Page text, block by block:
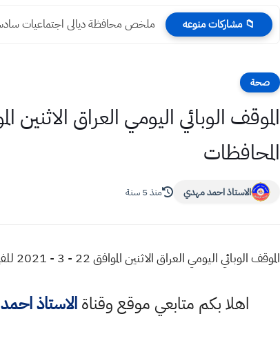
📁 مشاركات منوعه ملخص محافظة ديالى اجتماعيات
صحة
المحافظات
الاستاذ احمد مهدي منذ 5 سنة
الموقف الوبائي اليومي العراق الاثنين الموافق 22 - 3 - 2021 للفيروس في جميع المحافظات
اهلا بكم متابعي موقع وقناةالاستاذ